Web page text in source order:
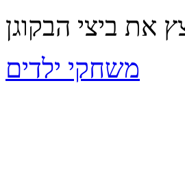
משחקי ילדים